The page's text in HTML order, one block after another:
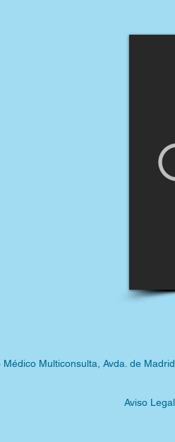
Médico Multiconsulta, Avda. de
Aviso Legal